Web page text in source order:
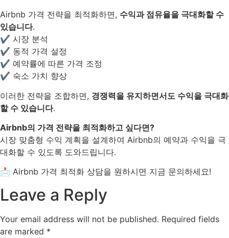
Airbnb 가격 전략을 최적화하면, 수익과 점유율을 극대화할 수
있습니다.
✔ 시장 분석
✔ 동적 가격 설정
✔ 예약률에 따른 가격 조정
✔ 숙소 가치 향상
이러한 전략을 조합하면, 경쟁력을 유지하면서도 수익을 극대화
할 수 있습니다.
Airbnb의 가격 전략을 최적화하고 싶다면?
시장 맞춤형 수익 계획을 설계하여 Airbnb의 예약과 수익을 극
대화할 수 있도록 도와드립니다.
📩 Airbnb 가격 최적화 상담을 원하시면 지금 문의하세요!
Leave a Reply
Your email address will not be published. Required fields
are marked *